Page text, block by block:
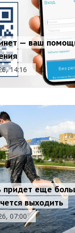
— ваш
14:16
придет еще
выходить
07:00